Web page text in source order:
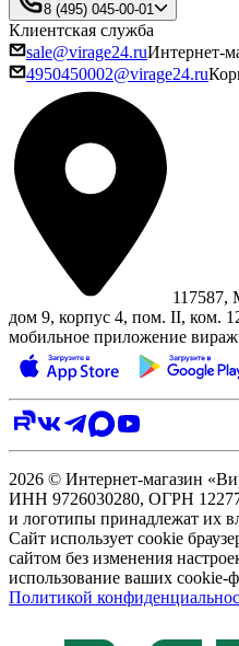
8 (495) 045-00-01
Клиентская служба
sale@virage24.ruИнтернет-
4950450002@virage24.ru
117587,
дом 9, корпус 4, пом. II, ком.
мобильное приложение вираж
2026 © Интернет-магазин
ИНН 9726030280, ОГРН
и логотипы принадлежат их
Сайт использует cookie
сайтом без изменения
использование ваших cookie-
Политикой